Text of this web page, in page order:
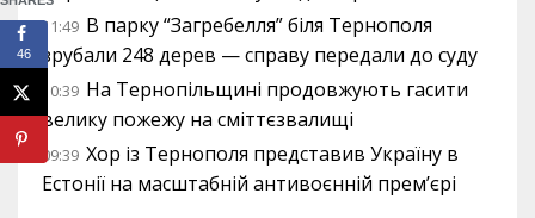
11:49 В парку “Загребелля” біля Тернополя
зрубали 248 дерев — справу передали до суду
10:39 На Тернопільщині продовжують гасити
велику пожежу на сміттєзвалищі
09:39 Хор із Тернополя представив Україну в
Естонії на масштабній антивоєнній прем’єрі
46